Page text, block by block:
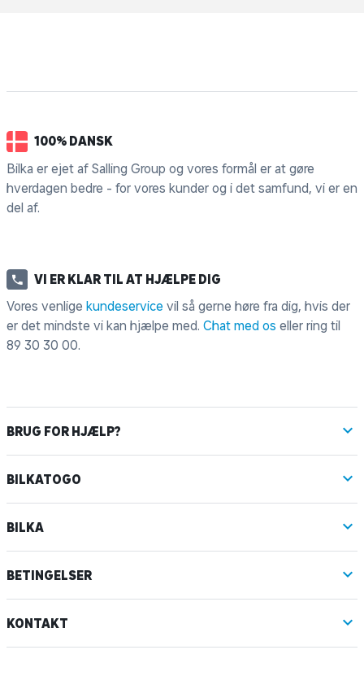
100% DANSK
Bilka er ejet af Salling Group og vores formål er at gøre
hverdagen bedre - for vores kunder og i det samfund, vi er en
del af.
VI ER KLAR TIL AT HJÆLPE DIG
Vores venlige kundeservice vil så gerne høre fra dig, hvis der
er det mindste vi kan hjælpe med. Chat med os eller ring til
89 30 30 00.
BRUG FOR HJÆLP?
BILKATOGO
BILKA
BETINGELSER
KONTAKT